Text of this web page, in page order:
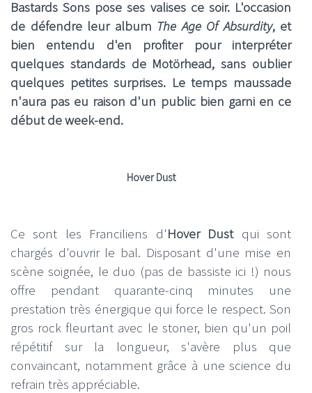
Bastards Sons pose ses valises ce soir. L'occasion
de défendre leur album The Age Of Absurdity, et
bien entendu d'en profiter pour interpréter
quelques standards de Motörhead, sans oublier
quelques petites surprises. Le temps maussade
n'aura pas eu raison d'un public bien garni en ce
début de week-end.
Hover Dust
Ce sont les Franciliens d'Hover Dustqui sont
chargés d'ouvrir le bal. Disposant d'une mise en
scène soignée, le duo (pas de bassiste ici !) nous
offre pendant quarante-cinq minutes une
prestation très énergique qui force le respect. Son
gros rock fleurtant avec le stoner, bien qu'un poil
répétitif sur la longueur, s'avère plus que
convaincant, notamment grâce à une science du
refrain très appréciable.